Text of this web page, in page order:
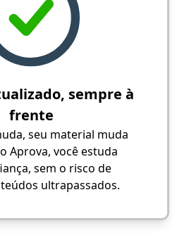
sempre à
frente
seu material muda
Aprova, você estuda
sem o risco de
ultrapassados.